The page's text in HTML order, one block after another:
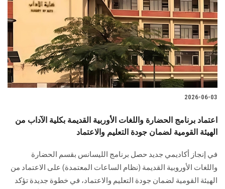
الطلاب
هيئة التدريس
الدراسات العليا
الزائـرون
سجل الان
2026-06-03
اعتماد برنامج الحضارة واللغات الأوربية القديمة بكلية الآداب من
الهيئة القومية لضمان جودة التعليم والاعتماد
في إنجاز أكاديمي جديد حصل برنامج الليسانس بقسم الحضارة
واللغات الأوروبية القديمة (نظام الساعات المعتمدة) على الاعتماد من
الهيئة القومية لضمان جودة التعليم والاعتماد، في خطوة جديدة تؤكد